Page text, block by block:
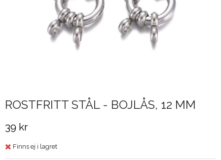
ROSTFRITT STÅL - BOJLÅS, 12 MM
39 kr
Finns ej i lagret